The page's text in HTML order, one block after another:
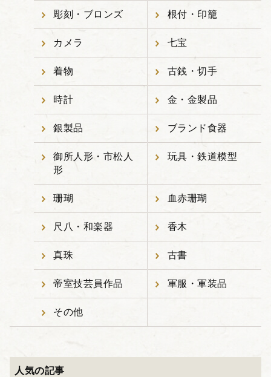
彫刻・ブロンズ 根付・印籠
カメラ 七宝
着物 古銭・切手
時計 金・金製品
銀製品 ブランド食器
御所人形・市松人
形
玩具・鉄道模型
珊瑚 血赤珊瑚
尺八・和楽器 香木
真珠 古書
帝室技芸員作品 軍服・軍装品
その他
人気の記事